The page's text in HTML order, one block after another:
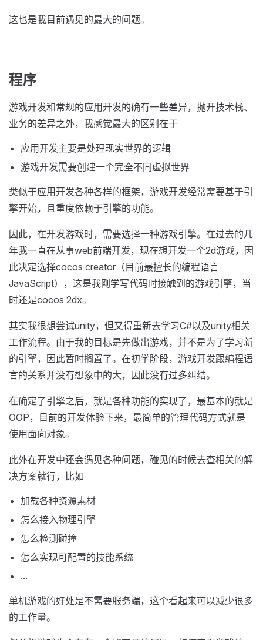
这也是我目前遇见的最大的问题。
程序
游戏开发和常规的应用开发的确有一些差异，抛开技术栈、
业务的差异之外，我感觉最大的区别在于
应用开发主要是处理现实世界的逻辑
游戏开发需要创建一个完全不同虚拟世界
类似于应用开发各种各样的框架，游戏开发经常需要基于引
擎开始，且重度依赖于引擎的功能。
因此，在开发游戏时，需要选择一种游戏引擎。在过去的几
年我一直在从事web前端开发，现在想开发一个2d游戏，因
此决定选择cocos creator（目前最擅长的编程语言
JavaScript），这是我刚学写代码时接触到的游戏引擎，当
时还是cocos 2dx。
其实我很想尝试unity，但又得重新去学习C#以及unity相关
工作流程。由于我的目标是先做出游戏，并不是为了学习新
的引擎，因此暂时搁置了。在初学阶段，游戏开发跟编程语
言的关系并没有想象中的大，因此没有过多纠结。
在确定了引擎之后，就是各种功能的实现了，最基本的就是
OOP，目前的开发体验下来，最简单的管理代码方式就是
使用面向对象。
此外在开发中还会遇见各种问题，碰见的时候去查相关的解
决方案就行，比如
加载各种资源素材
怎么接入物理引擎
怎么检测碰撞
怎么实现可配置的技能系统
...
单机游戏的好处是不需要服务端，这个看起来可以减少很多
的工作量。